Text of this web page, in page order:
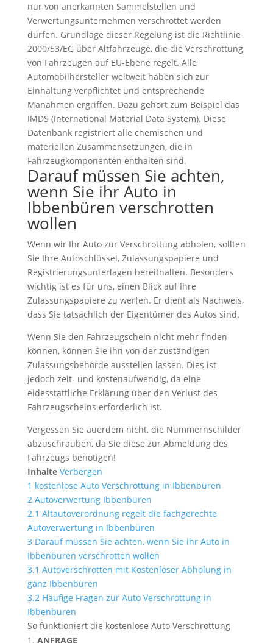
nur von anerkannten Sammelstellen und
Verwertungsunternehmen verschrottet werden
dürfen. Grundlage dieser Regelung ist die Richtlinie
2000/53/EG über Altfahrzeuge, die die Verschrottung
von Fahrzeugen auf EU-Ebene regelt. Alle
Automobilhersteller weltweit haben sich zur
Einhaltung verpflichtet und entsprechende
Manahmen ergriffen. Dazu gehört zum Beispiel das
IMDS (International Material Data System). Diese
Datenbank registriert alle chemischen und
materiellen Zusammensetzungen, die in
Fahrzeugkomponenten enthalten sind.
Darauf müssen Sie achten,
wenn Sie ihr Auto in
Ibbenbüren verschrotten
wollen
Wenn wir Ihr Auto zur Verschrottung abholen, sollten
Sie Ihre Autoschlüssel, Zulassungspapiere und
Registrierungsunterlagen bereithalten. Besonders
wichtig ist es für uns, einen Blick auf Ihre
Zulassungspapiere zu werfen. Er dient als Nachweis,
dass Sie tatsächlich der Eigentümer des Autos sind.
Wenn Sie den Fahrzeugschein nicht mehr finden
können, können Sie ihn von der zuständigen
Zulassungsbehörde ausstellen lassen. Dies ist
jedoch zeit- und kostenaufwendig, da eine
eidesstattliche Erklärung über den Verlust des
Fahrzeugscheins erforderlich ist.
Vergessen Sie auerdem nicht, die Nummernschilder
abzuschrauben, da Sie diese zur Abmeldung des
Fahrzeugs benötigen!
Inhalte Verbergen
1 kostenlose Auto Verschrottung in Ibbenbüren
2 Autoverwertung Ibbenbüren
2.1 Altautoverordnung regelt die fachgerechte
Autoverwertung in Ibbenbüren
3 Darauf müssen Sie achten, wenn Sie ihr Auto in
Ibbenbüren verschrotten wollen
3.1 Autoverschrotten mit Kostenloser Abholung in
ganz Ibbenbüren
3.2 Häufige Fragen zur Auto Verschrottung in
Ibbenbüren
So funktioniert die kostenlose Auto Verschrottung
ANFRAGE